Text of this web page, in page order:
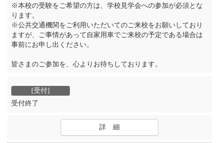
※本校の受験をご希望の方は、学校見学会への参加が必須とな
ります。
※公共交通機関をご利用いただいてのご来校をお願いしており
ますが、ご事情があって自家用車でご来校の予定である場合は
事前にお申し出ください。
皆さまのご参加を、心よりお待ちしております。
受付終了
詳 細